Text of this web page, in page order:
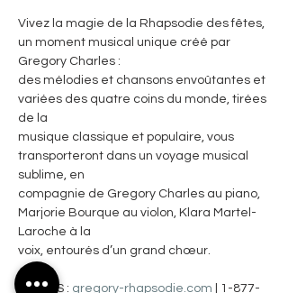
Vivez la magie de la Rhapsodie des fêtes,
un moment musical unique créé par
Gregory Charles :
des mélodies et chansons envoûtantes et
variées des quatre coins du monde, tirées
de la
musique classique et populaire, vous
transporteront dans un voyage musical
sublime, en
compagnie de Gregory Charles au piano,
Marjorie Bourque au violon, Klara Martel-
Laroche à la
voix, entourés d’un grand chœur.
BILLETS : gregory-rhapsodie.com | 1-877-